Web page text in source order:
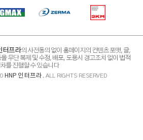
터프라의 사전동의 없이 홈페이지의 컨텐츠 포맷, 글,
을 무단 복제 및 수정, 배포, 도용시 경고조치 없이 법적
를 진행할 수 있습니다
HNP 인터프라 . ALL RIGHTS RESERVED